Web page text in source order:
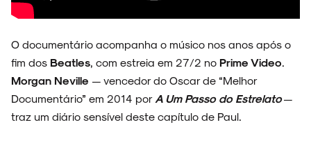
O documentário acompanha o músico nos anos após o
fim dos Beatles , com estreia em 27/2 no Prime Video
Morgan Neville — vencedor do Oscar de “Melhor
Documentário” em 2014 por A Um Passo do Estrelato—
traz um diário sensível deste capítulo de Paul.